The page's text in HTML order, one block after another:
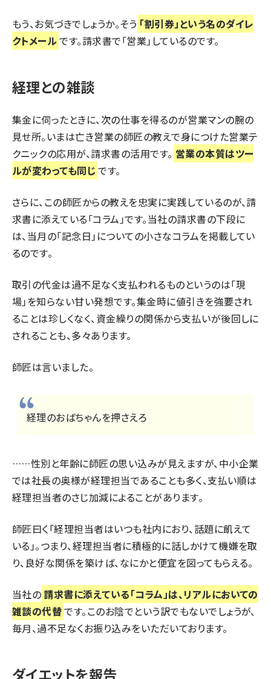
もう、お気づきでしょうか。そう 「割引券」という名のダイレ
クトメールです。請求書で「営業」しているのです。
経理との雑談
集金に伺ったときに、次の仕事を得るのが営業マンの腕の
見せ所。いまは亡き営業の師匠の教えで身につけた営業テ
クニックの応用が、請求書の活用です。 営業の本質はツー
ルが変わっても同じです。
さらに、この師匠からの教えを忠実に実践しているのが、請
求書に添えている「コラム」です。当社の請求書の下段に
は、当月の「記念日」についての小さなコラムを掲載してい
るのです。
取引の代金は過不足なく支払われるものというのは「現
場」を知らない甘い発想です。集金時に値引きを強要され
ることは珍しくなく、資金繰りの関係から支払いが後回しに
されることも、多々あります。
師匠は言いました。
経理のおばちゃんを押さえろ
……性別と年齢に師匠の思い込みが見えますが、中小企業
では社長の奥様が経理担当であることも多く、支払い順は
経理担当者のさじ加減によることがあります。
師匠曰く「経理担当者はいつも社内におり、話題に飢えて
いる」。つまり、経理担当者に積極的に話しかけて機嫌を取
り、良好な関係を築けば、なにかと便宜を図ってもらえる。
当社の請求書に添えている「コラム」は、リアルにおいての
雑談の代替です。このお陰でという訳でもないでしょうが、
毎月、過不足なくお振り込みをいただいております。
ダイエットを報告